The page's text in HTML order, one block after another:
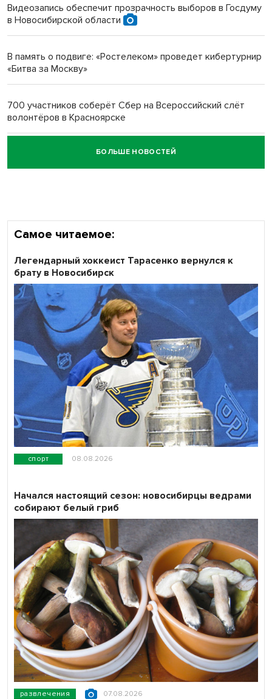
Новосибирский преподаватель с женой вошли в топ-16
Обновлённое отделение ВТБ открылось в Искитиме
Видеозапись обеспечит прозрачность выборов в Госдуму
в Новосибирской области
В память о подвиге: «Ростелеком» проведет кибертурнир
«Битва за Москву»
700 участников соберёт Сбер на Всероссийский слёт
волонтёров в Красноярске
Честный выбор: видеонаблюдение обеспечит
объективность результатов ЕДГ в Новосибирской
БОЛЬШЕ НОВОСТЕЙ
Самое читаемое:
спорт 08.08.2026
Легендарный хоккеист Тарасенко вернулся к
брату в Новосибирск
развлечения 07.08.2026
Начался настоящий сезон: новосибирцы ведрами
собирают белый гриб